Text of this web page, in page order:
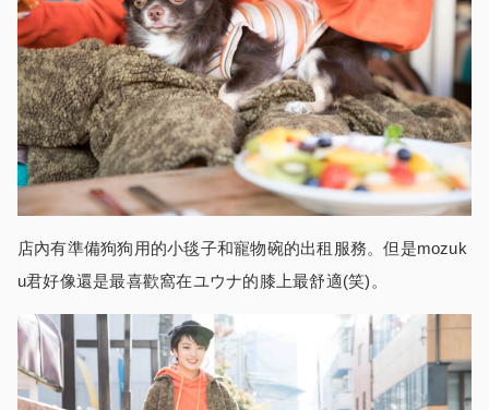
店內有準備狗狗用的小毯子和寵物碗的出租服務。但是mozuk
u君好像還是最喜歡窩在ユウナ的膝上最舒適(笑)。